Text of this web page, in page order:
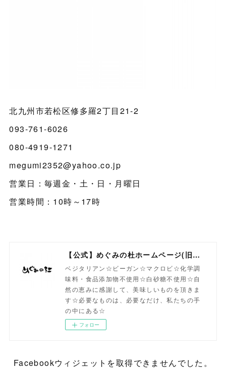
北九州市若松区修多羅2丁目21-2
093-761-6026
080-4919-1271
megumi2352@yahoo.co.jp
営業日：毎週金・土・日・月曜日
営業時間：10時～17時
【公式】めぐみの杜ホームページ(旧自然食工房）
ベジタリアン☆ビーガン☆マクロビ☆化学調
味料・食品添加物不使用☆白砂糖不使用☆自
然の恵みに感謝して、美味しいものを頂きま
す☆必要なものは、必要なだけ、私たちの手
の中にある☆
フォロー
Facebookウィジェットを取得できませんでした。